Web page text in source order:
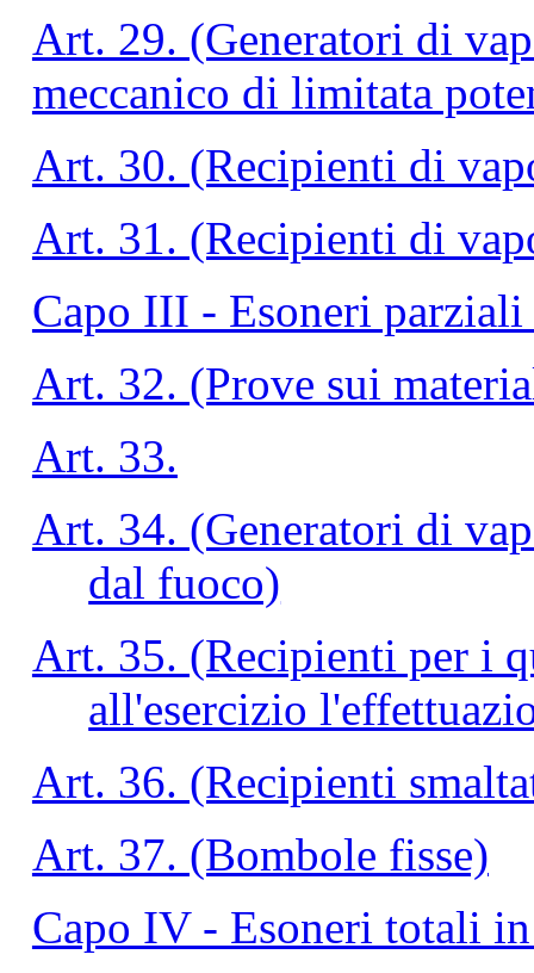
Art. 29. (Generatori di
meccanico di limitata
Art. 30. (Recipienti di
Art. 31. (Recipienti di
Capo III - Esoneri
Art. 32. (Prove sui
Art. 33.
Art. 34. (Generatori di
dal fuoco)
Art. 35. (Recipienti per i
all'esercizio
Art. 36. (Recipienti
Art. 37. (Bombole fisse)
Capo IV - Esoneri totali